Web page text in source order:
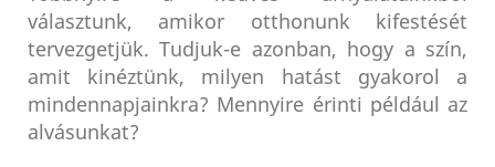
választunk, amikor otthonunk kifestését
tervezgetjük. Tudjuk-e azonban, hogy a szín,
amit kinéztünk, milyen hatást gyakorol a
mindennapjainkra? Mennyire érinti például az
alvásunkat?